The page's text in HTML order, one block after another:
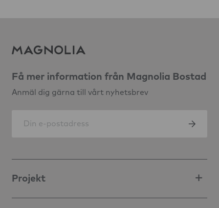
Få mer information från Magnolia Bostad
Anmäl dig gärna till vårt nyhetsbrev
Projekt